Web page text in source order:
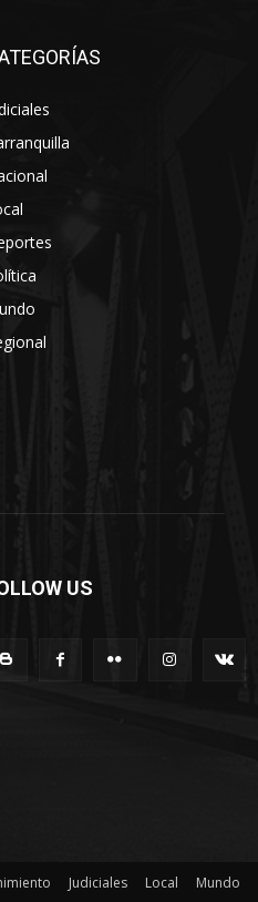
US
Judiciales Local Mundo